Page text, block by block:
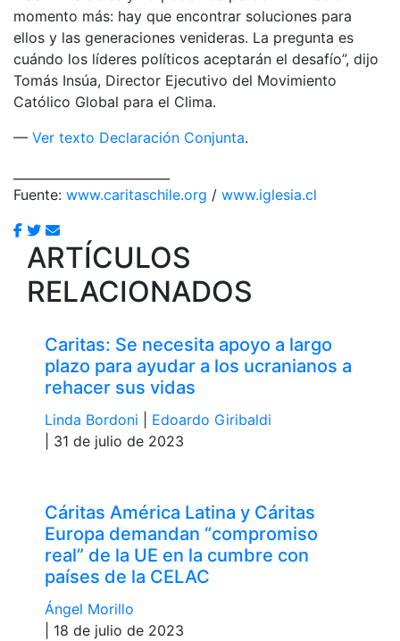
momento más: hay que encontrar soluciones para
ellos y las generaciones venideras. La pregunta es
cuándo los líderes políticos aceptarán el desafío”, dijo
Tomás Insúa, Director Ejecutivo del Movimiento
Católico Global para el Clima.
— Ver texto Declaración Conjunta.
Fuente: www.caritaschile.org / www.iglesia.cl
ARTÍCULOS
RELACIONADOS
Caritas: Se necesita apoyo a largo
plazo para ayudar a los ucranianos a
rehacer sus vidas
Linda Bordoni
Edoardo Giribaldi
| 31 de julio de 2023
Cáritas América Latina y Cáritas
Europa demandan “compromiso
real” de la UE en la cumbre con
países de la CELAC
Ángel Morillo
| 18 de julio de 2023